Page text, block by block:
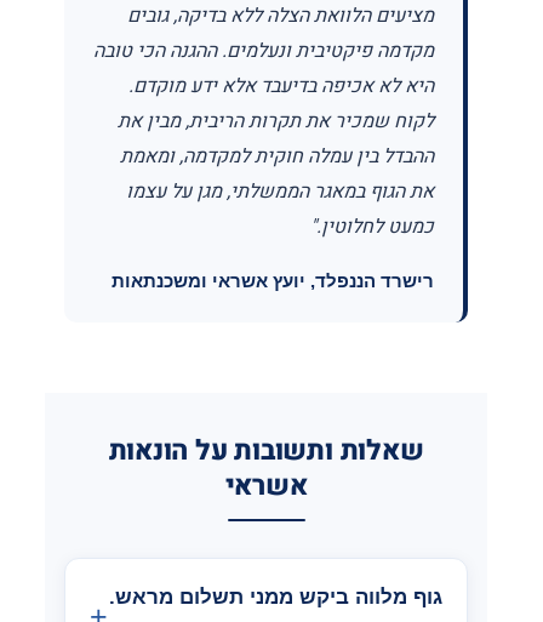
מציעים הלוואת הצלה ללא בדיקה, גובים
מקדמה פיקטיבית ונעלמים. ההגנה הכי טובה
היא לא אכיפה בדיעבד אלא ידע מוקדם.
לקוח שמכיר את תקרות הריבית, מבין את
ההבדל בין עמלה חוקית למקדמה, ומאמת
את הגוף במאגר הממשלתי, מגן על עצמו
כמעט לחלוטין."
רישרד הננפלד, יועץ אשראי ומשכנתאות
שאלות ותשובות על הונאות
אשראי
גוף מלווה ביקש ממני תשלום מראש.